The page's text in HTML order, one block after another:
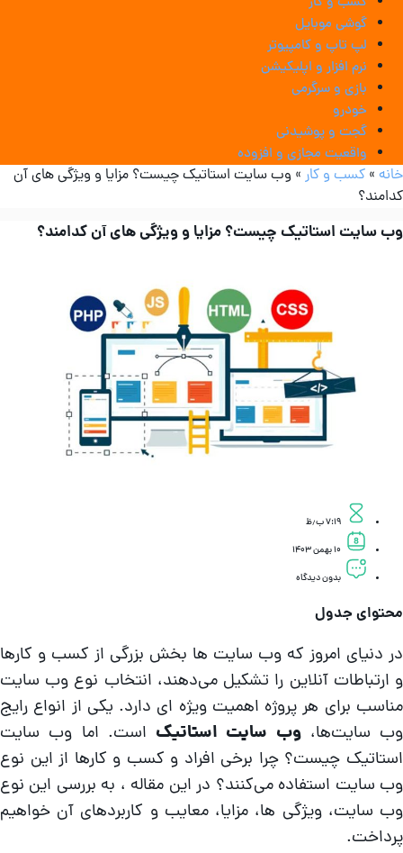
گوشی موبایل
لپ تاپ و کامپیوتر
نرم افزار و اپلیکیشن
بازی و سرگرمی
خودرو
گجت و پوشیدنی
واقعیت مجازی و افزوده
» کسب و کار» وب سایت استاتیک چیست؟ مزایا و ویژگی های آن
سایت استاتیک چیست؟ مزایا و ویژگی های آن کدامند؟
۷:۱۹ ب٫ظ
۱۰ بهمن ۱۴۰۳
بدون دیدگاه
جدول
دنیای امروز که وب سایت‌ ها بخش بزرگی از کسب‌ و کارها
ارتباطات آنلاین را تشکیل می‌دهند، انتخاب نوع وب سایت
برای هر پروژه اهمیت ویژه‌ ای دارد. یکی از انواع رایج
سایت‌ها، وب سایت استاتیکاست. اما وب سایت
چیست؟ چرا برخی افراد و کسب‌ و کارها از این نوع
سایت استفاده می‌کنند؟ در این مقاله ، به بررسی این نوع
سایت، ویژگی‌ ها، مزایا، معایب و کاربردهای آن خواهیم